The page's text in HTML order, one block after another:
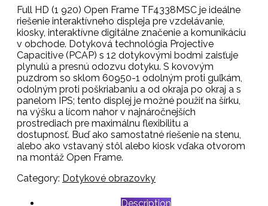
Full HD (1 920) Open Frame TF4338MSC je ideálne
riešenie interaktívneho displeja pre vzdelávanie,
kiosky, interaktívne digitálne značenie a komunikáciu
v obchode. Dotyková technológia Projective
Capacitive (PCAP) s 12 dotykovými bodmi zaisťuje
plynulú a presnú odozvu dotyku. S kovovým
puzdrom so sklom 60950-1 odolným proti guľkám,
odolným proti poškriabaniu a od okraja po okraj a s
panelom IPS; tento displej je možné použiť na šírku,
na výšku a lícom nahor v najnáročnejších
prostrediach pre maximálnu flexibilitu a
dostupnosť. Buď ako samostatné riešenie na stenu,
alebo ako vstavaný stôl alebo kiosk vďaka otvorom
na montáž Open Frame.
Category: Dotykové obrazovky
Description